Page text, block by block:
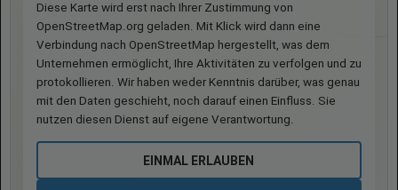
Diese Karte wird erst nach Ihrer Zustimmung von
OpenStreetMap.org geladen. Mit Klick wird dann eine
Verbindung nach OpenStreetMap hergestellt, was dem
Unternehmen ermöglicht, Ihre Aktivitäten zu verfolgen und zu
protokollieren. Wir haben weder Kenntnis darüber, was genau
mit den Daten geschieht, noch darauf einen Einfluss. Sie
nutzen diesen Dienst auf eigene Verantwortung.
EINMAL ERLAUBEN